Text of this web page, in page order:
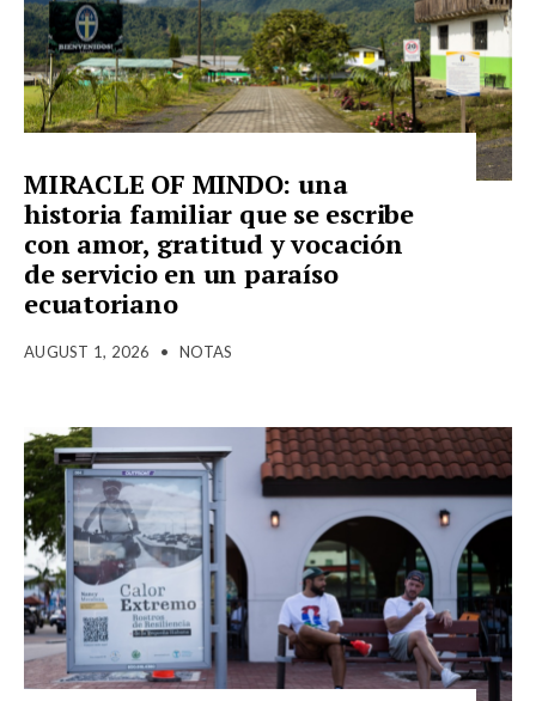
MIRACLE OF MINDO: una
historia familiar que se escribe
con amor, gratitud y vocación
de servicio en un paraíso
ecuatoriano
AUGUST 1, 2026 • NOTAS